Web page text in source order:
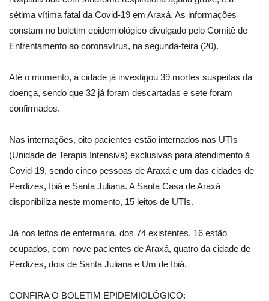
sétima vítima fatal da Covid-19 em Araxá. As informações
constam no boletim epidemiológico divulgado pelo Comitê de
Enfrentamento ao coronavírus, na segunda-feira (20).
Até o momento, a cidade já investigou 39 mortes suspeitas da
doença, sendo que 32 já foram descartadas e sete foram
confirmados.
Nas internações, oito pacientes estão internados nas UTIs
(Unidade de Terapia Intensiva) exclusivas para atendimento à
Covid-19, sendo cinco pessoas de Araxá e um das cidades de
Perdizes, Ibiá e Santa Juliana. A Santa Casa de Araxá
disponibiliza neste momento, 15 leitos de UTIs.
Já nos leitos de enfermaria, dos 74 existentes, 16 estão
ocupados, com nove pacientes de Araxá, quatro da cidade de
Perdizes, dois de Santa Juliana e Um de Ibiá.
CONFIRA O BOLETIM EPIDEMIOLÓGICO: